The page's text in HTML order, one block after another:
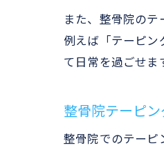
また、整骨院のテ
例えば「テーピン
て日常を過ごせま
整骨院テーピ
整骨院でのテーピ